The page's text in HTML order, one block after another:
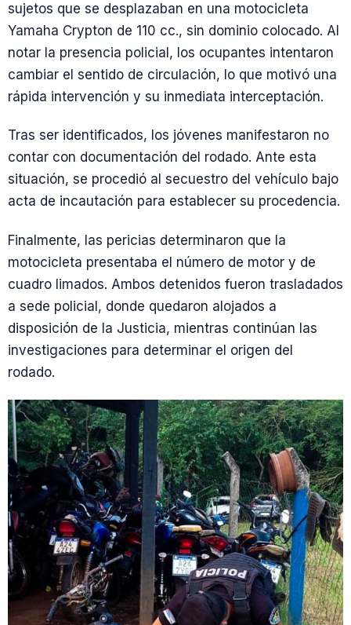
sujetos que se desplazaban en una motocicleta
Yamaha Crypton de 110 cc., sin dominio colocado. Al
notar la presencia policial, los ocupantes intentaron
cambiar el sentido de circulación, lo que motivó una
rápida intervención y su inmediata interceptación.
Tras ser identificados, los jóvenes manifestaron no
contar con documentación del rodado. Ante esta
situación, se procedió al secuestro del vehículo bajo
acta de incautación para establecer su procedencia.
Finalmente, las pericias determinaron que la
motocicleta presentaba el número de motor y de
cuadro limados. Ambos detenidos fueron trasladados
a sede policial, donde quedaron alojados a
disposición de la Justicia, mientras continúan las
investigaciones para determinar el origen del
rodado.